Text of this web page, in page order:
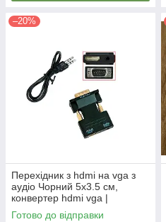
–20%
Перехідник з hdmi на vga з
аудіо Чорний 5х3.5 см,
конвертер hdmi vga |
переходник hdmi на vga
Готово до відправки